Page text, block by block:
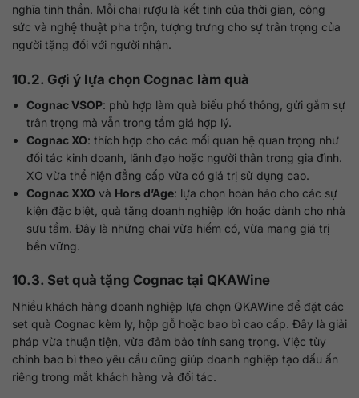
nghĩa tinh thần. Mỗi chai rượu là kết tinh của thời gian, công
sức và nghệ thuật pha trộn, tượng trưng cho sự trân trọng của
người tặng đối với người nhận.
10.2. Gợi ý lựa chọn Cognac làm quà
Cognac VSOP: phù hợp làm quà biếu phổ thông, gửi gắm sự
trân trọng mà vẫn trong tầm giá hợp lý.
Cognac XO: thích hợp cho các mối quan hệ quan trọng như
đối tác kinh doanh, lãnh đạo hoặc người thân trong gia đình.
XO vừa thể hiện đẳng cấp vừa có giá trị sử dụng cao.
Cognac XXO và Hors d’Age: lựa chọn hoàn hảo cho các sự
kiện đặc biệt, quà tặng doanh nghiệp lớn hoặc dành cho nhà
sưu tầm. Đây là những chai vừa hiếm có, vừa mang giá trị
bền vững.
10.3. Set quà tặng Cognac tại QKAWine
Nhiều khách hàng doanh nghiệp lựa chọn QKAWine để đặt các
set quà Cognac kèm ly, hộp gỗ hoặc bao bì cao cấp. Đây là giải
pháp vừa thuận tiện, vừa đảm bảo tính sang trọng. Việc tùy
chỉnh bao bì theo yêu cầu cũng giúp doanh nghiệp tạo dấu ấn
riêng trong mắt khách hàng và đối tác.